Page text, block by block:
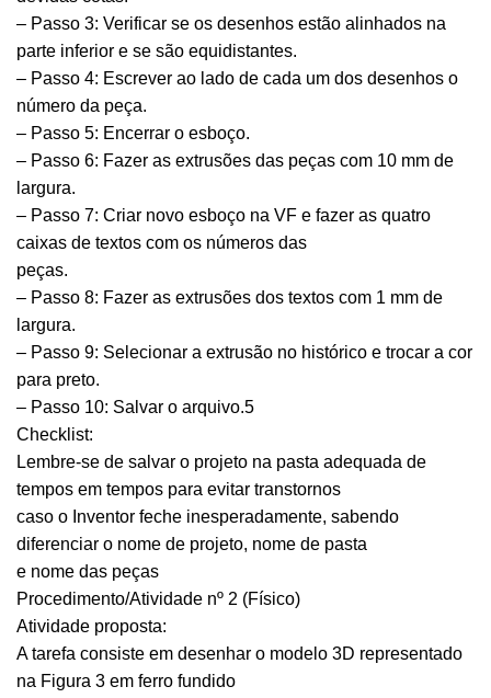
– Passo 3: Verificar se os desenhos estão alinhados na
parte inferior e se são equidistantes.
– Passo 4: Escrever ao lado de cada um dos desenhos o
número da peça.
– Passo 5: Encerrar o esboço.
– Passo 6: Fazer as extrusões das peças com 10 mm de
largura.
– Passo 7: Criar novo esboço na VF e fazer as quatro
caixas de textos com os números das
peças.
– Passo 8: Fazer as extrusões dos textos com 1 mm de
largura.
– Passo 9: Selecionar a extrusão no histórico e trocar a cor
para preto.
– Passo 10: Salvar o arquivo.5
Checklist:
Lembre-se de salvar o projeto na pasta adequada de
tempos em tempos para evitar transtornos
caso o Inventor feche inesperadamente, sabendo
diferenciar o nome de projeto, nome de pasta
e nome das peças
Procedimento/Atividade nº 2 (Físico)
Atividade proposta:
A tarefa consiste em desenhar o modelo 3D representado
na Figura 3 em ferro fundido